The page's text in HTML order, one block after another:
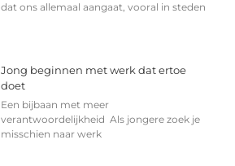
dat ons allemaal aangaat, vooral in steden
Jong beginnen met werk dat ertoe
doet
Een bijbaan met meer
verantwoordelijkheid Als jongere zoek je
misschien naar werk